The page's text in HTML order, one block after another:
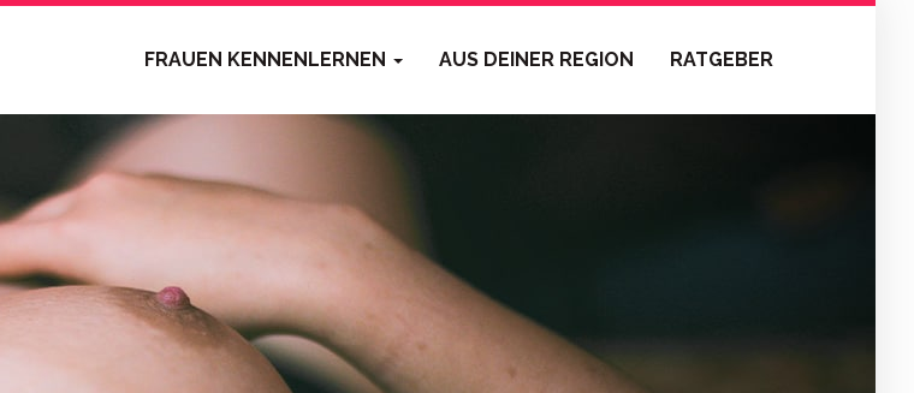
FRAUEN KENNENLERNEN AUS DEINER REGION RATGEBER